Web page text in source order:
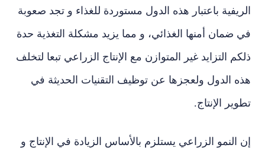
باعتبار هذه الدول مستوردة للغذاء و تجد صعوبة
ضمان أمنها الغذائي، و مما يزيد مشكلة التغذية حدة
التزايد غير المتوازن مع الإنتاج الزراعي تبعا لتخلف
الدول ولعجزها عن توظيف التقنيات الحديثة في
الإنتاج.
النمو الزراعي يستلزم بالأساس الزيادة في الإنتاج و